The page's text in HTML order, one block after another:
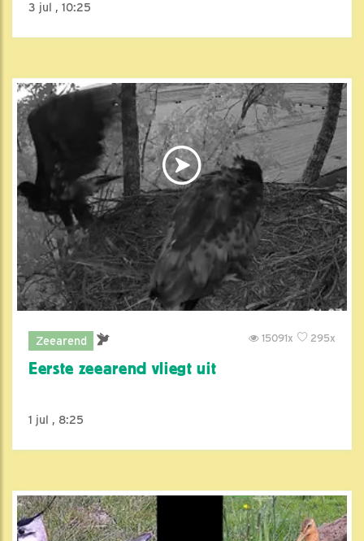
3 jul , 10:25
Zeearend 295x
15091x
Eerste zeearend vliegt uit
1 jul , 8:25